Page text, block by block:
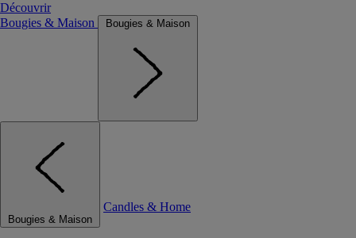
Découvrir
Bougies & Maison
Bougies & Maison
Bougies & Maison
Candles & Home